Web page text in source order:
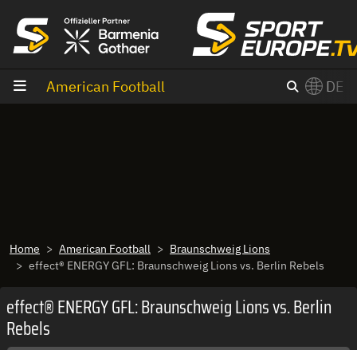
American Football DE
Home American Football
Braunschweig Lions
effect® ENERGY GFL: Braunschweig Lions vs. Berlin Rebels
effect® ENERGY GFL: Braunschweig Lions vs. Berlin
Rebels